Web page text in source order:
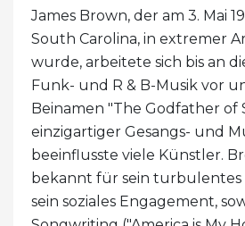
James Brown, der am 3. Mai
South Carolina, in extremer
wurde, arbeitete sich bis an
Funk- und R & B-Musik vor
Beinamen "The Godfather of
einzigartiger Gesangs- und
beeinflusste viele Künstler.
bekannt für sein turbulentes
sein soziales Engagement,